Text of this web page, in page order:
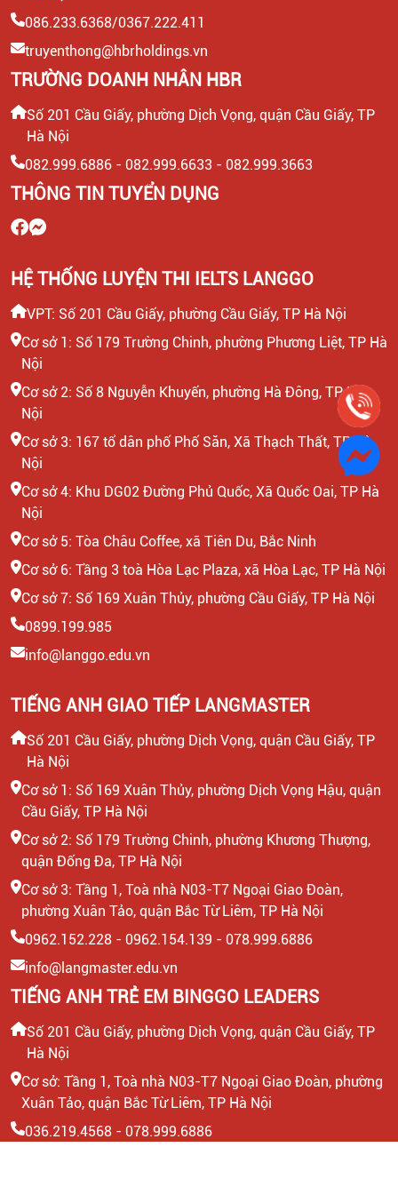
LEADER SALE/ TRƯỞNG NHÓM KINH DOANH/ TƯ
VẤN TUYỂN SINH
HỌC VIÊN
HEADTEACHER MẢNG TIẾNG ANH TRẺ EM
086.233.6368/0367.222.411
truyenthong@hbrholdings.vn
TRƯỜNG DOANH NHÂN HBR
Số 201 Cầu Giấy, phường Dịch Vọng, quận Cầu Giấy, TP
Hà Nội
082.999.6886 - 082.999.6633 - 082.999.3663
THÔNG TIN TUYỂN DỤNG
HỆ THỐNG LUYỆN THI IELTS LANGGO
VPT: Số 201 Cầu Giấy, phường Cầu Giấy, TP Hà Nội
Cơ sở 1: Số 179 Trường Chinh, phường Phương Liệt, TP Hà
Nội
Cơ sở 2: Số 8 Nguyễn Khuyến, phường Hà Đông, TP Hà
Nội
Cơ sở 3: 167 tổ dân phố Phố Săn, Xã Thạch Thất, TP Hà
Nội
Cơ sở 4: Khu DG02 Đường Phủ Quốc, Xã Quốc Oai, TP Hà
Nội
Cơ sở 5: Tòa Châu Coffee, xã Tiên Du, Bắc Ninh
Cơ sở 6: Tầng 3 toà Hòa Lạc Plaza, xã Hòa Lạc, TP Hà Nội
Cơ sở 7: Số 169 Xuân Thủy, phường Cầu Giấy, TP Hà Nội
0899.199.985
info@langgo.edu.vn
TIẾNG ANH GIAO TIẾP LANGMASTER
Số 201 Cầu Giấy, phường Dịch Vọng, quận Cầu Giấy, TP
Hà Nội
Cơ sở 1: Số 169 Xuân Thủy, phường Dịch Vọng Hậu, quận
Cầu Giấy, TP Hà Nội
Cơ sở 2: Số 179 Trường Chinh, phường Khương Thượng,
quận Đống Đa, TP Hà Nội
Cơ sở 3: Tầng 1, Toà nhà N03-T7 Ngoại Giao Đoàn,
phường Xuân Tảo, quận Bắc Từ Liêm, TP Hà Nội
0962.152.228 - 0962.154.139 - 078.999.6886
info@langmaster.edu.vn
TIẾNG ANH TRẺ EM BINGGO LEADERS
Số 201 Cầu Giấy, phường Dịch Vọng, quận Cầu Giấy, TP
Hà Nội
Cơ sở: Tầng 1, Toà nhà N03-T7 Ngoại Giao Đoàn, phường
Xuân Tảo, quận Bắc Từ Liêm, TP Hà Nội
036.219.4568 - 078.999.6886